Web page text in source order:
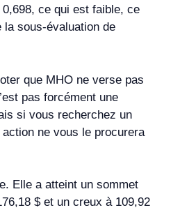
ce qui est faible, ce
la sous-évaluation de
que MHO ne verse pas
pas forcément une
si vous recherchez un
ne vous le procurera
Elle a atteint un sommet
$ et un creux à 109,92